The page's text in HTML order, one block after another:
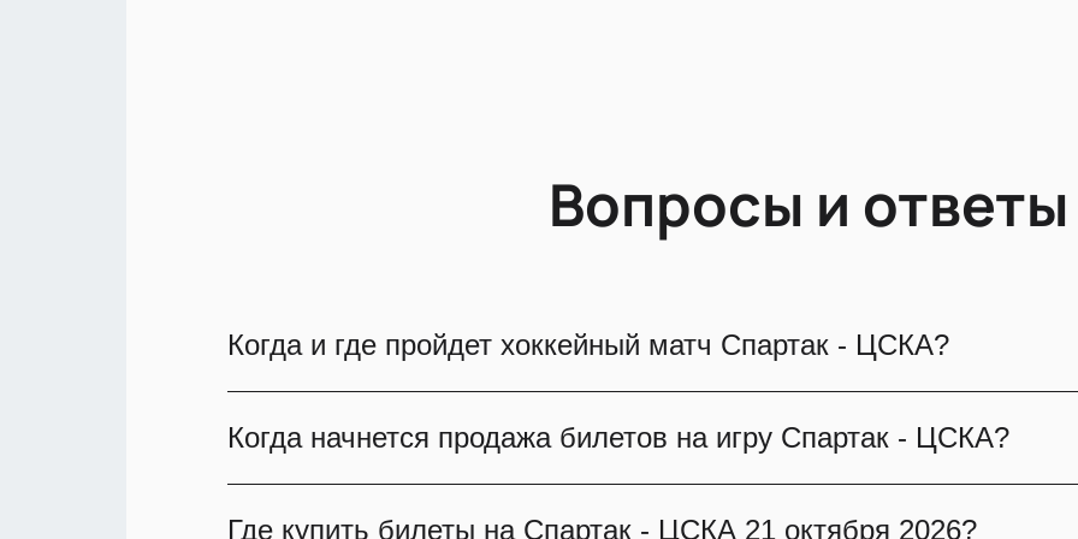
Вопросы и ответы
Когда и где пройдет хоккейный матч Спартак - ЦСКА?
Спартак - ЦСКА пройдет 21 октября 2026. Это событие Континентальная
подарить атмосферу настоящего хоккея на Мегаспорт в Москве, яркие
Уже сейчас вы можете забронировать билеты онлайн на нашем сайте.
Когда начнется продажа билетов на игру Спартак - ЦСКА?
Билеты на матч Спартак - ЦСКА уже в продаже! Все категории и варианты
Где купить билеты на Спартак - ЦСКА 21 октября 2026?